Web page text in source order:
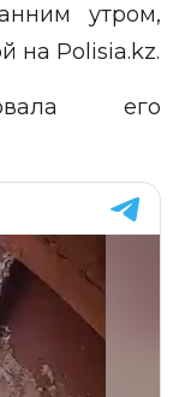
утром,
на Polisia.kz.
его